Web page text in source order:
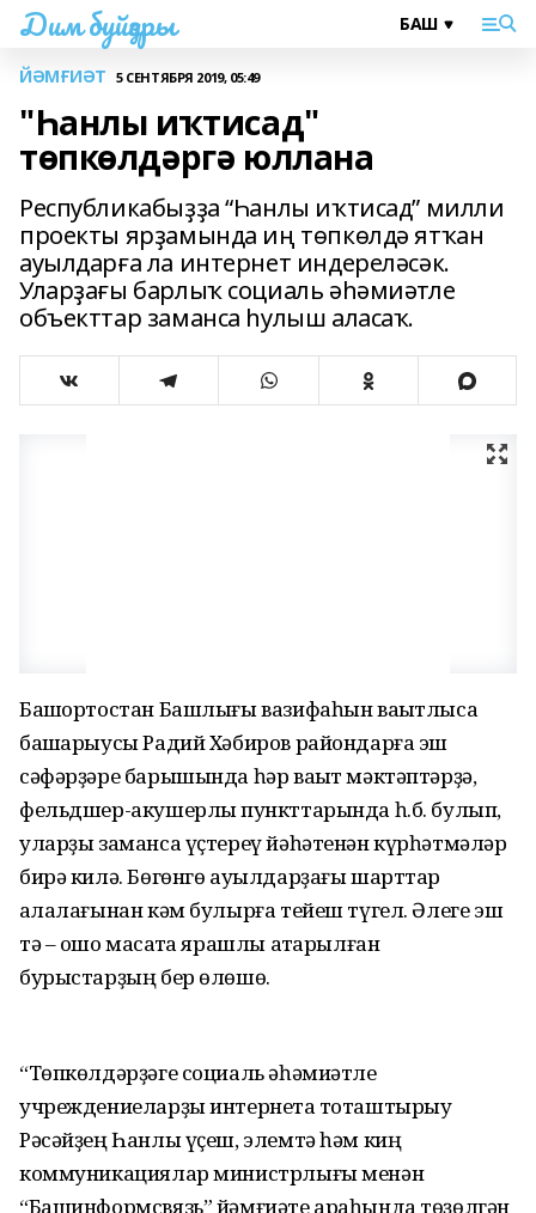
Дим буйҙары
ЙӘМҒИӘТ 5 СЕНТЯБРЯ 2019, 05:49
"Һанлы иҡтисад"
төпкөлдәргә юллана
Республикабыҙҙа “Һанлы иҡтисад” милли
проекты ярҙамында иң төпкөлдә ятҡан
ауылдарға ла интернет индереләсәк.
Уларҙағы барлыҡ социаль әһәмиәтле
объекттар заманса һулыш аласаҡ.
Башҡортостан Башлығы вазифаһын ваҡытлыса
башҡарыусы Радий Хәбиров райондарға эш
сәфәрҙәре барышында һәр ваҡыт мәктәптәрҙә,
фельдшер-акушерлыҡ пункттарында һ.б. булып,
уларҙы заманса үҫтереү йәһәтенән күрһәтмәләр
бирә килә. Бөгөнгө ауылдарҙағы шарттар
ҡалалағынан кәм булырға тейеш түгел. Әлеге эш
тә – ошо маҡсатҡа ярашлы атҡарылған
бурыстарҙың бер өлөшө.
“Төпкөлдәрҙәге социаль әһәмиәтле
учреждениеларҙы интернетҡа тоташтырыу
Рәсәйҙең Һанлы үҫеш, элемтә һәм киң
коммуникациялар министрлығы менән
“Башинформсвязь” йәмғиәте араһында төҙөлгән